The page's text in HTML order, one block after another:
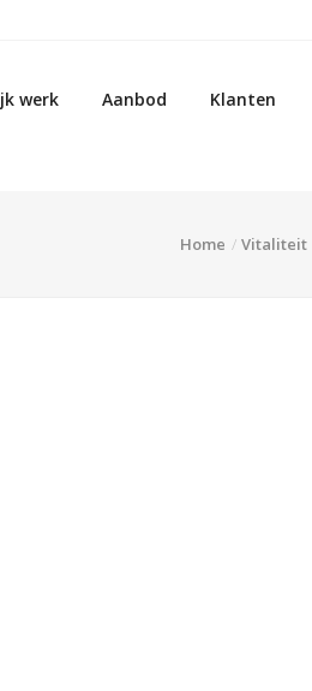
werk Aanbod Klanten
Home Vitaliteit